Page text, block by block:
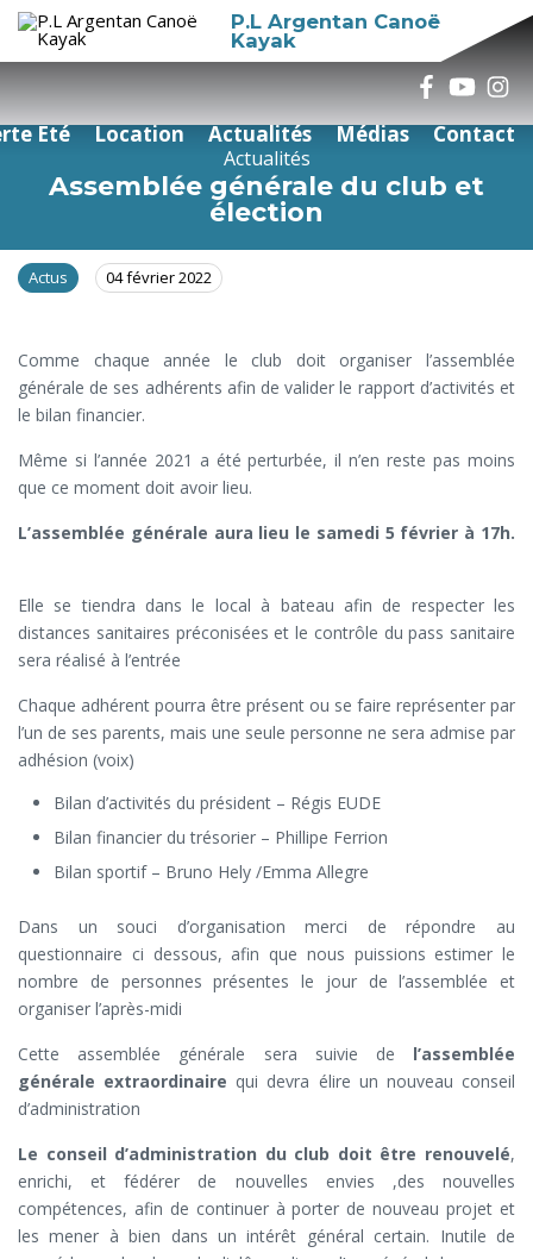
P.L Argentan Canoë
Kayak
Eté Location Actualités Médias Contact
Actualités
Assemblée générale du club et
élection
Actus 04 février 2022
Comme chaque année le club doit organiser l’assemblée
générale de ses adhérents afin de valider le rapport d’activités et
le bilan financier.
Même si l’année 2021 a été perturbée, il n’en reste pas moins
que ce moment doit avoir lieu.
L’assemblée générale aura lieu le samedi 5 février à 17h.
Elle se tiendra dans le local à bateau afin de respecter les
distances sanitaires préconisées et le contrôle du pass sanitaire
sera réalisé à l’entrée
Chaque adhérent pourra être présent ou se faire représenter par
l’un de ses parents, mais une seule personne ne sera admise par
adhésion (voix)
Bilan d’activités du président – Régis EUDE
Bilan financier du trésorier – Phillipe Ferrion
Bilan sportif – Bruno Hely /Emma Allegre
Dans un souci d’organisation merci de répondre au
questionnaire ci dessous, afin que nous puissions estimer le
nombre de personnes présentes le jour de l’assemblée et
organiser l’après-midi
Cette assemblée générale sera suivie de l’assemblée
générale extraordinaire qui devra élire un nouveau conseil
d’administration
Le conseil d’administration du club doit être renouvelé,
enrichi, et fédérer de nouvelles envies ,des nouvelles
compétences, afin de continuer à porter de nouveau projet et
les mener à bien dans un intérêt général certain. Inutile de